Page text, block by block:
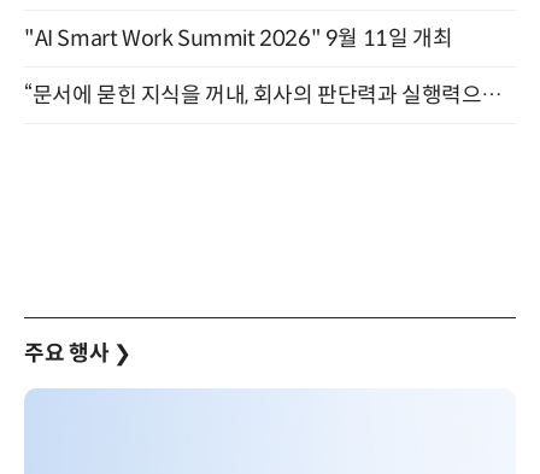
"AI Smart Work Summit 2026" 9월 11일 개최
“문서에 묻힌 지식을 꺼내, 회사의 판단력과 실행력으로 바꾸다” (8/20)
주요 행사 ❯